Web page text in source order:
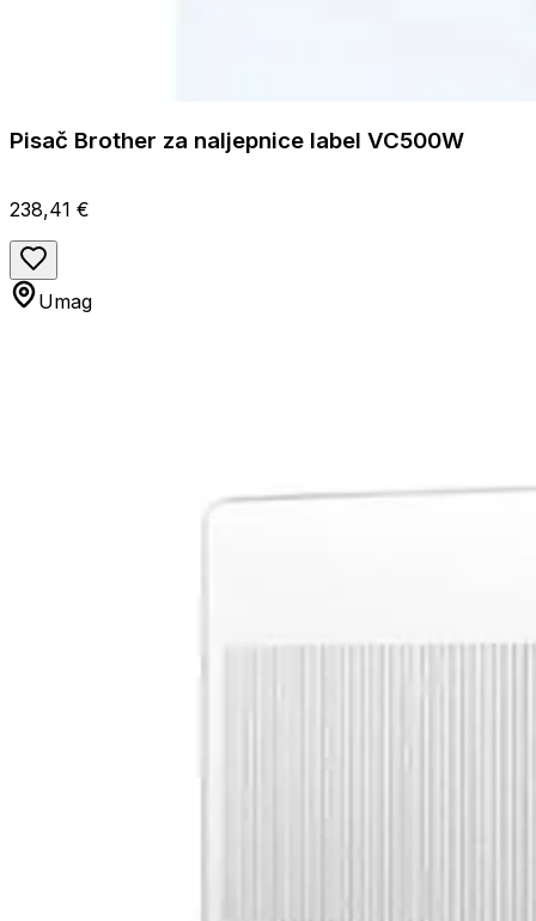
Pisač Brother za naljepnice label VC500W
238,41 €
Umag